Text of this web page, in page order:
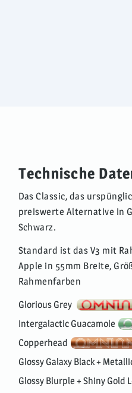
Technische
Das Classic, das
preiswerte Alternative in
Schwarz.
Standard ist das V3 mit
Apple in 55mm Breite,
Rahmenfarben
Glorious Grey
Intergalactic Guacamole
Copperhead
Glossy Galaxy Black +
Glossy Blurple + Shiny Gold